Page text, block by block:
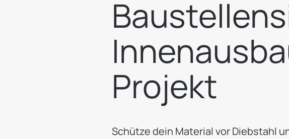
Projekt
Schütze dein Material vor Diebstahl